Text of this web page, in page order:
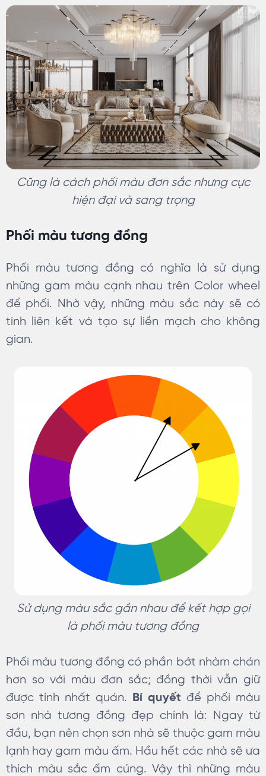
Cũng là cách phối màu đơn sắc nhưng cực
hiện đại và sang trọng
Phối màu tương đồng
Phối màu tương đồng có nghĩa là sử dụng
những gam màu cạnh nhau trên Color wheel
để phối. Nhờ vậy, những màu sắc này sẽ có
tính liên kết và tạo sự liền mạch cho không
gian.
Sử dụng màu sắc gần nhau để kết hợp gọi
là phối màu tương đồng
Phối màu tương đồng có phần bớt nhàm chán
hơn so với màu đơn sắc; đồng thời vẫn giữ
được tính nhất quán. Bí quyết để phối màu
sơn nhà tương đồng đẹp chính là: Ngay từ
đầu, bạn nên chọn sơn nhà sẽ thuộc gam màu
lạnh hay gam màu ấm. Hầu hết các nhà sẽ ưa
thích màu sắc ấm cúng. Vậy thì những màu